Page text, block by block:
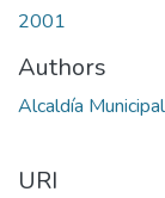
2001
Authors
Alcaldía
URI